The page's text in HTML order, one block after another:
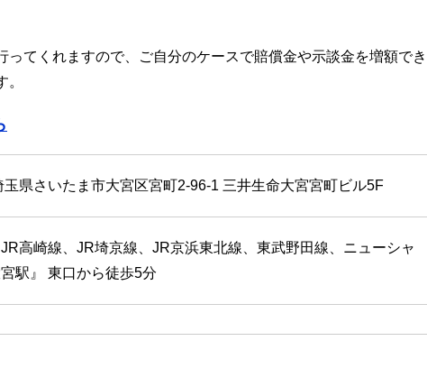
ってくれますので、ご自分のケースで賠償金や示談金を増額でき
玉県さいたま市大宮区宮町2-96-1 三井生命大宮宮町ビル5F
高崎線、JR埼京線、JR京浜東北線、東武野田線、ニューシャ
駅』 東口から徒歩5分